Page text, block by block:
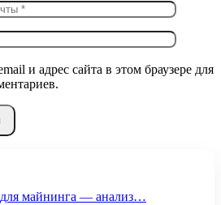
и адрес сайта в этом браузере для
майнинга — анализ…